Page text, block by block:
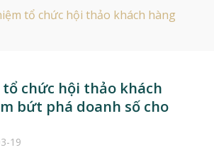
tổ chức hội thảo khách hàng
chức hội thảo khách
bứt phá doanh số cho
19